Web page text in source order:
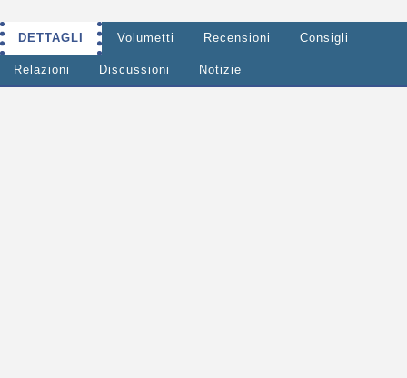
DETTAGLI Volumetti Recensioni Consigli
Relazioni Discussioni Notizie